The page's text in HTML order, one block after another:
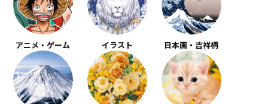
アニメ・ゲーム イラスト 日本画・吉祥柄